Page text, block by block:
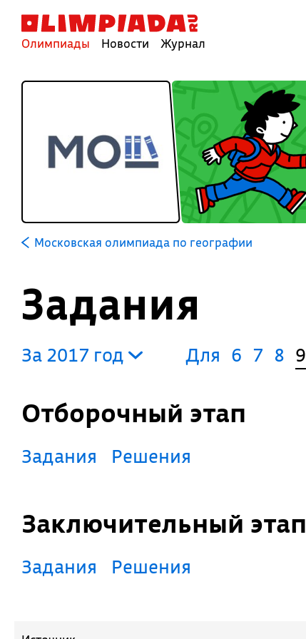
Олимпиады Новости Журнал
Московская олимпиада по географии
Задания
За 2017 год Для 6 7 8 9
Отборочный этап
Задания Решения
Заключительный этап
Задания Решения